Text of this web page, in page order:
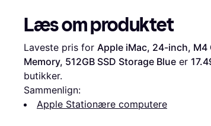
Læs om produktet
Laveste pris for Apple iMac, 24-inch, M4
Memory, 512GB SSD Storage Blue er
butikker.
Sammenlign:
Apple Stationære computere